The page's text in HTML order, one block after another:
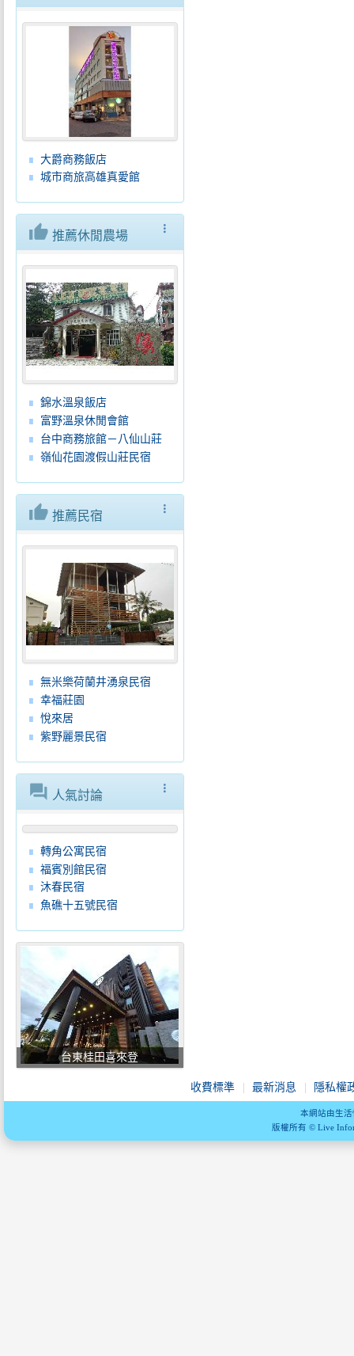
大爵商務飯店
城市商旅高雄真愛館
more_vert
thumb_up 推薦休閒農場
錦水溫泉飯店
富野溫泉休閒會館
台中商務旅館－八仙山莊
嶺仙花園渡假山莊民宿
more_vert
thumb_up 推薦民宿
無米樂荷蘭井湧泉民宿
幸福莊園
悅來居
紫野麗景民宿
more_vert
forum 人氣討論
轉角公寓民宿
福賓別館民宿
沐春民宿
魚礁十五號民宿
台東桂田喜來登
收費標準 最新消息 隱私權
本網站由生
版權所有 © Live